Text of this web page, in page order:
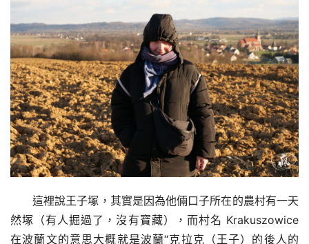
這裡說王子塚，其實是因為他倆口子所在的農村有一天
然塚（有人掘過了，沒有寶藏），而村名 Krakuszowice
在波蘭文的意思大概就是波蘭“克拉克（王子）的後人的